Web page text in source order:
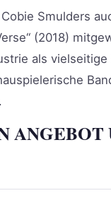
Smulders
(2018)
als